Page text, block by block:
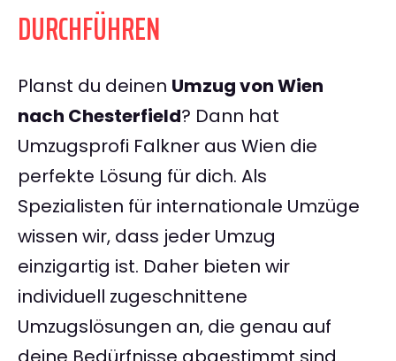
DURCHFÜHREN
Planst du deinen Umzug von Wien
nach Chesterfield? Dann hat
Umzugsprofi Falkner aus Wien die
perfekte Lösung für dich. Als
Spezialisten für internationale Umzüge
wissen wir, dass jeder Umzug
einzigartig ist. Daher bieten wir
individuell zugeschnittene
Umzugslösungen an, die genau auf